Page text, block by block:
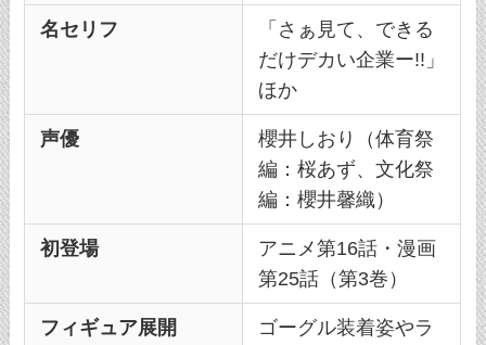
名セリフ
「さぁ見て、できる
だけデカい企業ー!!」
ほか
声優
櫻井しおり（体育祭
編：桜あず、文化祭
編：櫻井馨織）
初登場
アニメ第16話・漫画
第25話（第3巻）
フィギュア展開
ゴーグル装着姿やラ